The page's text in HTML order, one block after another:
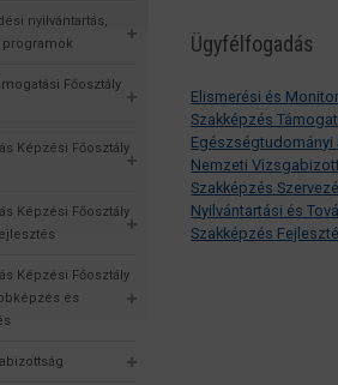
nyilvántartás,
Főosztály
Képzési Főosztály
Képzési Főosztály
Képzési Főosztály
és
Ügyfélfogadás
Elismerési és
Szakképzés
Egészségtudományi
Nemzeti
Szakképzés
Nyilvántartási és
Szakképzés